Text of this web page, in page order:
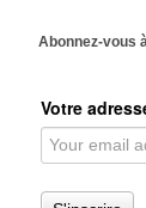
Abonnez-vous
Votre